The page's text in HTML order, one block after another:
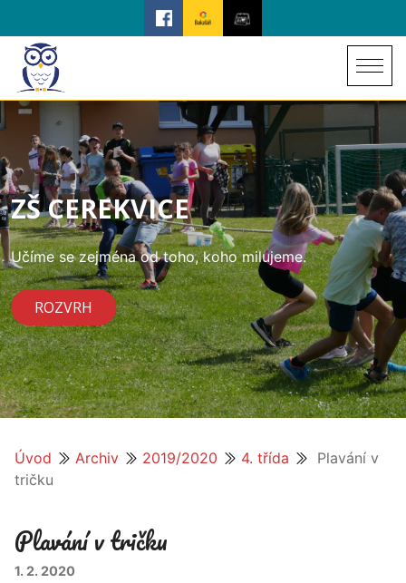
ZŠ CEREKVICE
Učíme se zejména od toho, koho milujeme.
ROZVRH
Úvod Archiv 2019/2020 4. třída
Plavání v
tričku
Plavání v tričku
1. 2. 2020